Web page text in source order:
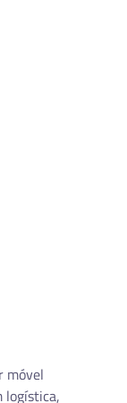
longa
móvel
logística,